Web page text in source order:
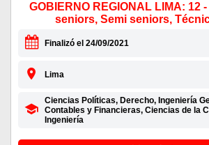
GOBIERNO REGIONAL LIMA: 12
seniors, Semi seniors,
Finalizó el 24/09/2021
Lima
Ciencias Políticas, Derecho, Ingeniería
Contables y Financieras, Ciencias de la
Ingeniería